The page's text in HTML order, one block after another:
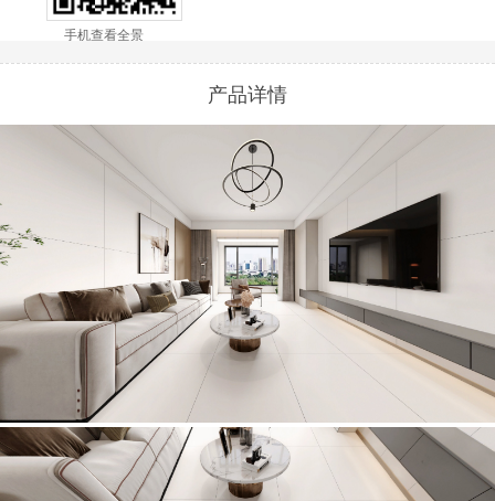
手机查看全景
产品详情